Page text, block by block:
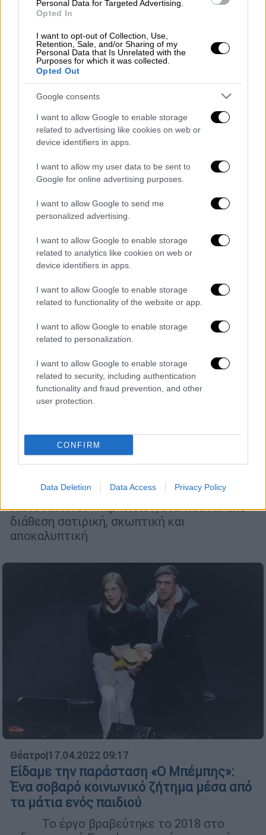
Personal Data for Targeted Advertising.
Opted In
I want to opt-out of Collection, Use,
Retention, Sale, and/or Sharing of my
Personal Data that Is Unrelated with the
Purposes for which it was collected.
Opted Out
Google consents
I want to allow Google to enable storage
related to advertising like cookies on web or
device identifiers in apps.
I want to allow my user data to be sent to
Google for online advertising purposes.
I want to allow Google to send me
personalized advertising.
I want to allow Google to enable storage
related to analytics like cookies on web or
device identifiers in apps.
I want to allow Google to enable storage
related to functionality of the website or app.
I want to allow Google to enable storage
related to personalization.
I want to allow Google to enable storage
related to security, including authentication
functionality and fraud prevention, and other
user protection.
CONFIRM
Data Deletion Data Access Privacy Policy
Θέατρο|09.08.2022 07:50
ΑΙΑΣ από το Εθνικό Θέατρο: Εξαιρετική
«πρώτη ύλη», προβληματικό
αποτέλεσμα
Ταλαντούχοι ηθοποιοί εκφωνούσαν –
φώναζαν μια περίτεχνη μετάφραση ντυμένοι
μέτρια σε μια σκηνοθεσία που παρά τις
γεύση μιας αμηχανίας
Χορευτική πανούκλα: Μια κριτική στο
σήμερα ή ένα έργο πάνω στη διομαδική
Το κοινωνικοπολιτικό έργο του
Κωνσταντίνου Μάρκελλου, διαπνέεται από
διάθεση σατιρική, σκωπτική και
αποκαλυπτική
Θέατρο|17.04.2022 09:17
Είδαμε την παράσταση «Ο Μπέμπης»:
Ένα σοβαρό κοινωνικό ζήτημα μέσα από
τα μάτια ενός παιδιού
Το έργο βραβεύτηκε το 2018 στο